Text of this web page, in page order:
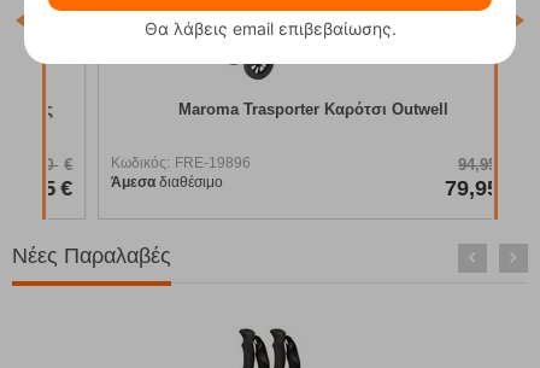
Maroma Trasporter Καρότσι Outwell
Κωδικός: FRE-19896
Άμεσαδιαθέσιμο
€
79,95 €
Νέες Παραλαβές
Θα λάβεις email επιβεβαίωσης.